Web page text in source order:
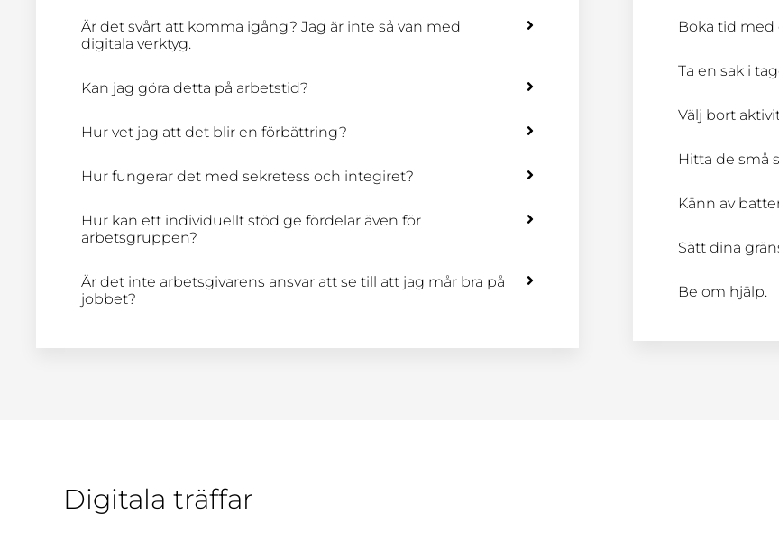
Är det svårt att komma igång? Jag är inte så van med
digitala verktyg.
Kan jag göra detta på arbetstid?
Hur vet jag att det blir en förbättring?
Hur fungerar det med sekretess och integiret?
Hur kan ett individuellt stöd ge fördelar även för
arbetsgruppen?
Är det inte arbetsgivarens ansvar att se till att jag mår bra på
jobbet?
Boka tid med
Ta en sak i
Välj bort
Hitta de små
Känn av
Sätt dina
Be om hjälp.
Digitala träffar